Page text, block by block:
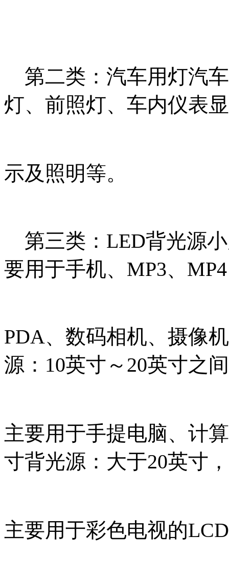
第二类： 汽车用灯汽
灯、前照灯、车内仪表显
示及照明等。
第三类：LED背光源
要用于手机、MP3、
PDA、数码相机、摄像
源：10英寸～20英寸之间
主要用于手提电脑、计
寸背光源：大于20英寸 ，
主要用于彩色电视的